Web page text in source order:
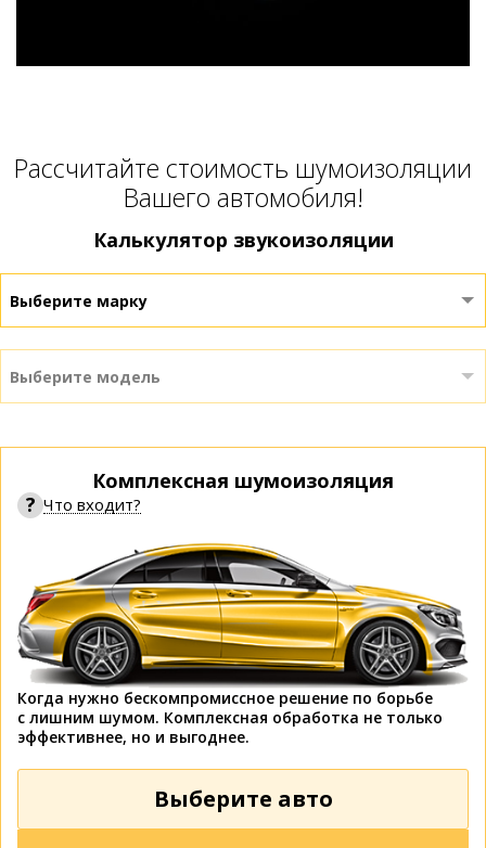
Расcчитайте стоимость шумоизоляции
Вашего автомобиля!
Калькулятор звукоизоляции
Выберите марку
Выберите модель
Комплексная шумоизоляция
? Что входит?
Когда нужно бескомпромиссное решение по борьбе
с лишним шумом. Комплексная обработка не только
эффективнее, но и выгоднее.
Выберите авто